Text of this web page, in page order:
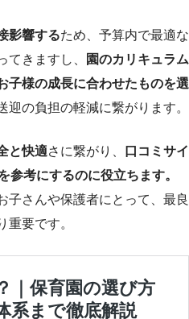
影響するため、予算内で最適な
てきますし、
園のカリキュラム
子様の成長に合わせたものを選
迎の負担の軽減に繋がります。
と快適さに繋がり、
口コミサイ
参考にするのに役立ちます。
子さんや保護者にとって、最良
重要です。